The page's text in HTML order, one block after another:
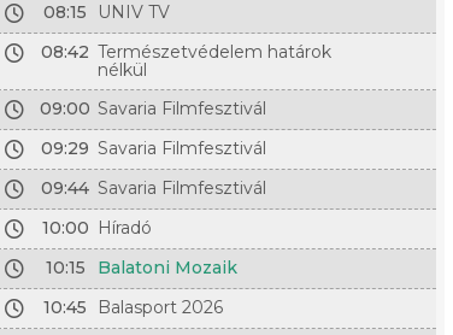
08:15
UNIV TV
08:42 Természetvédelem határok
nélkül
09:00 Savaria Filmfesztivál
09:29 Savaria Filmfesztivál
09:44 Savaria Filmfesztivál
10:00 Híradó
10:15
Balatoni Mozaik
10:45
Balasport 2026